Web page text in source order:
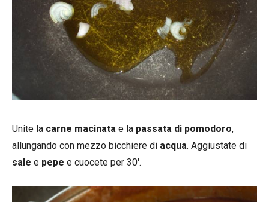
Unite la carne macinata e la passata di pomodoro,
allungando con mezzo bicchiere di acqua. Aggiustate di
sale e pepe e cuocete per 30′.